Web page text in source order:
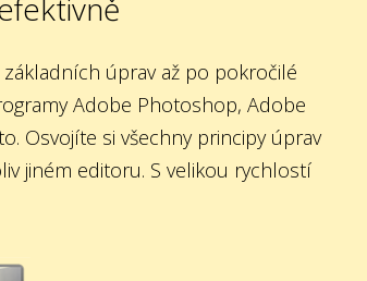
úprav až po pokročilé
Adobe Photoshop, Adobe
Osvojíte si všechny principy úprav
jiném editoru. S velikou rychlostí